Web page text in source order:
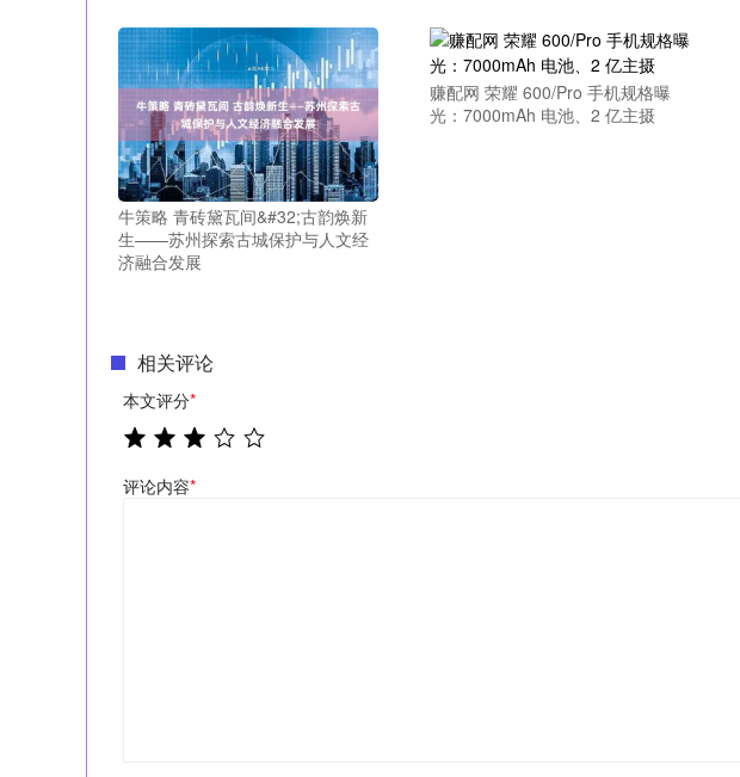
牛策略 青砖黛瓦间&#32;古韵焕新
生——苏州探索古城保护与人文经
济融合发展
赚配网 荣耀 600/Pro 手机规格曝
光：7000mAh 电池、2 亿主摄
相关评论
本文评分*
评论内容*